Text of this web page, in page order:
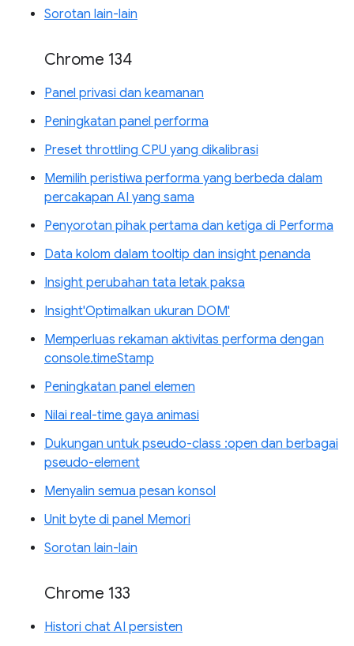
Sorotan lain-lain
Chrome 134
Panel privasi dan keamanan
Peningkatan panel performa
Preset throttling CPU yang dikalibrasi
Memilih peristiwa performa yang berbeda dalam
percakapan AI yang sama
Penyorotan pihak pertama dan ketiga di Performa
Data kolom dalam tooltip dan insight penanda
Insight perubahan tata letak paksa
Insight'Optimalkan ukuran DOM'
Memperluas rekaman aktivitas performa dengan
console.timeStamp
Peningkatan panel elemen
Nilai real-time gaya animasi
Dukungan untuk pseudo-class :open dan berbagai
pseudo-element
Menyalin semua pesan konsol
Unit byte di panel Memori
Sorotan lain-lain
Chrome 133
Histori chat AI persisten